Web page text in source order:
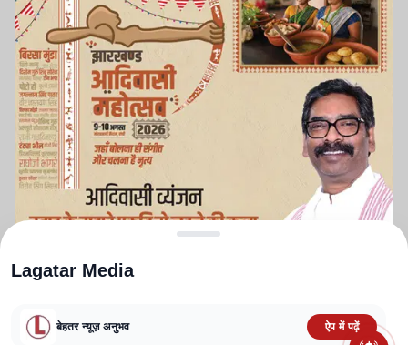
Lagatar Media
बेहतर न्यूज़ अनुभव ऐप में पढ़ें